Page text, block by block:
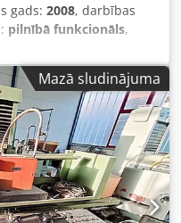
gads: 2008, darbības
pilnībā funkcionāls,
300 mm, slīpēšanas
no galda līdz vārpstas
50 mm, kopējais
2 300 mm,
, nepieciešamais
slīpmašīna Credpfoy
Mazā sludinājuma